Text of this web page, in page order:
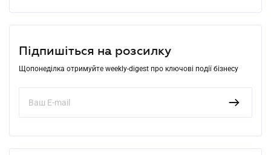
Підпишіться на розсилку
Щопонеділка отримуйте weekly-digest про ключові події бізнесу